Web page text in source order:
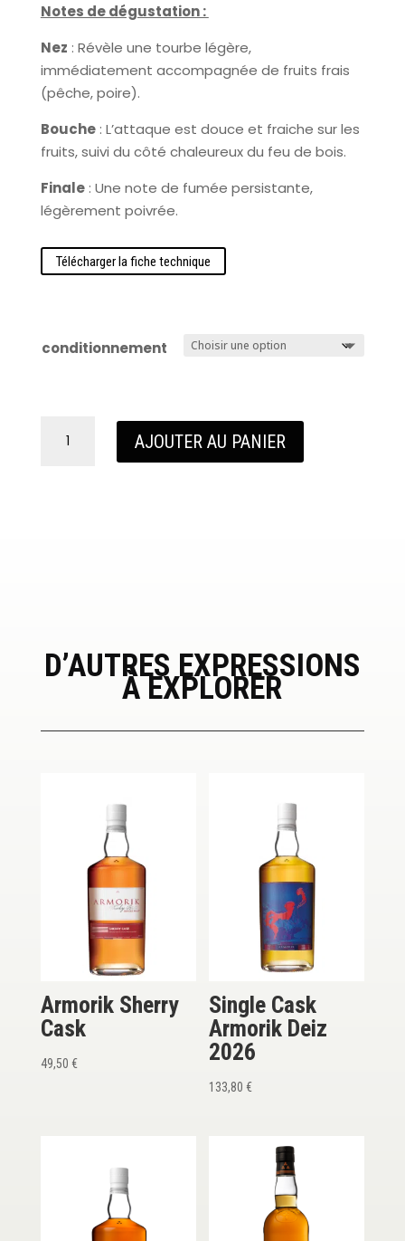
Notes de dégustation :
Nez : Révèle une tourbe légère,
immédiatement accompagnée de fruits frais
(pêche, poire).
Bouche: L’attaque est douce et fraiche sur les
fruits, suivi du côté chaleureux du feu de bois.
Finale: Une note de fumée persistante,
légèrement poivrée.
Télécharger la fiche technique
conditionnement
AJOUTER AU PANIER
D’AUTRES EXPRESSIONS
À EXPLORER
Armorik Sherry
Cask
49,50 €
Single Cask
Armorik Deiz
2026
133,80€